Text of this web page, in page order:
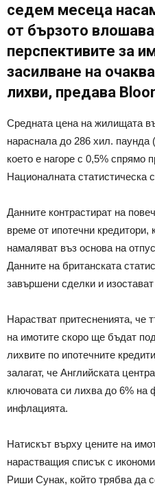
седем месеца
от бързото
перспективите за
засилване на
лихви, предава
Средната цена на жилищата
нараснала до 286 хил. паунда
което е нагоре с 0,5%
Националната статистическа
Данните контрастират на
време от ипотечни кредитори,
намаляват въз основа на
Данните на британската
завършени сделки и
Нарастват притесненията, че
на имотите скоро ще бъдат
лихвите по ипотечните
залагат, че Английската
ключовата си лихва до 6% на
инфлацията.
Натискът върху цените на
нарастващия списък с
Риши Сунак, който трябва да